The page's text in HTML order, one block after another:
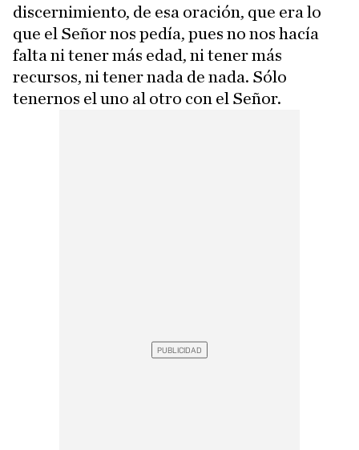
discernimiento, de esa oración, que era lo
que el Señor nos pedía, pues no nos hacía
falta ni tener más edad, ni tener más
recursos, ni tener nada de nada. Sólo
tenernos el uno al otro con el Señor.